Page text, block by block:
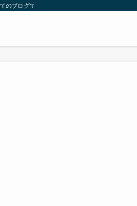
ブログです。 | 気ままに余生のブーム探し